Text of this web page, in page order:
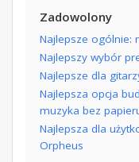
Zadowolony
Najlepsze ogólnie:
Najlepszy wybór
Najlepsze dla
Najlepsza opcja
muzyka bez
Najlepsza dla
Orpheus